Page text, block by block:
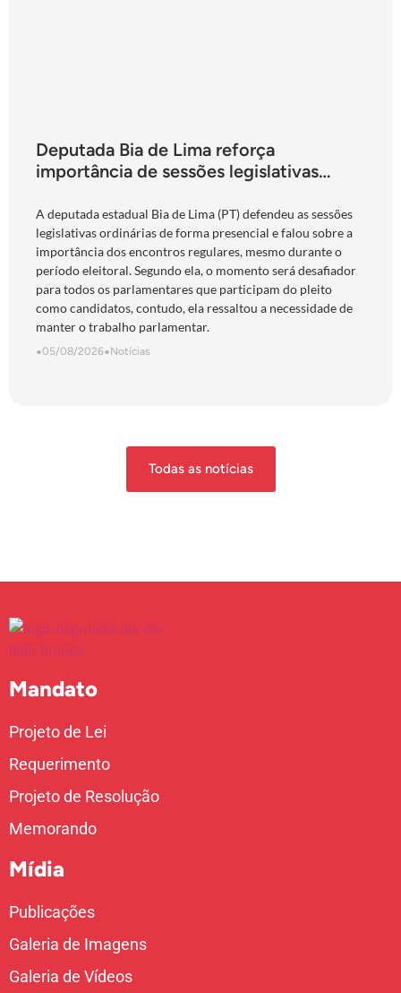
Deputada Bia de Lima reforça
importância de sessões legislativas
“obrigação com o povo de Goiás”
A deputada estadual Bia de Lima (PT) defendeu as sessões
legislativas ordinárias de forma presencial e falou sobre a
importância dos encontros regulares, mesmo durante o
período eleitoral. Segundo ela, o momento será desafiador
para todos os parlamentares que participam do pleito
como candidatos, contudo, ela ressaltou a necessidade de
manter o trabalho parlamentar.
•05/08/2026•Notícias
Todas as notícias
Mandato
Projeto de Lei
Requerimento
Projeto de Resolução
Memorando
Mídia
Publicações
Galeria de Imagens
Galeria de Vídeos